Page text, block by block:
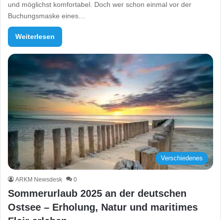
und möglichst komfortabel. Doch wer schon einmal vor der
Buchungsmaske eines…
Weiterlesen
Verschiedenes
ARKM Newsdesk 0
Sommerurlaub 2025 an der deutschen
Ostsee – Erholung, Natur und maritimes